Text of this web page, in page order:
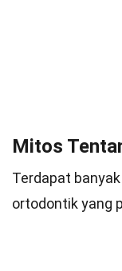
Mitos
Terdapat
ortodontik yang